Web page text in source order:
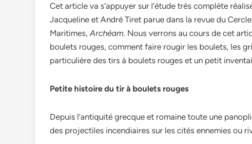
Cet article va s’appuyer sur l’étude très complète
Jacqueline et André Tiret parue dans la revue du
Maritimes, Archéam. Nous verrons au cours de cet
boulets rouges, comment faire rougir les boulets, les
particulière des tirs à boulets rouges et un petit
Petite histoire du tir à boulets rouges
Depuis l’antiquité grecque et romaine toute une
des projectiles incendiaires sur les cités ennemies ou